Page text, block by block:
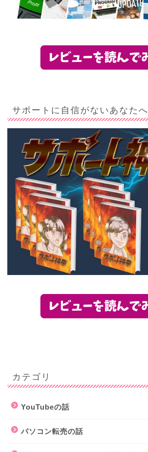
サポートに自信がないあなたへ
カテゴリ
YouTubeの話
パソコン転売の話